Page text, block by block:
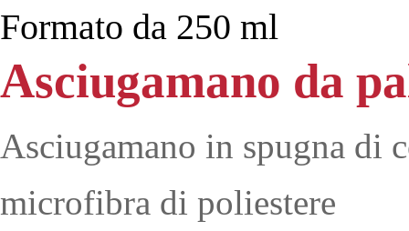
Formato da 250 ml
Asciugamano da
Asciugamano in spugna di
microfibra di poliestere